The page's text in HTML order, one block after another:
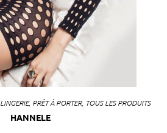
LINGERIE, PRÊT À PORTER, TOUS LES PRODUITS
HANNELE